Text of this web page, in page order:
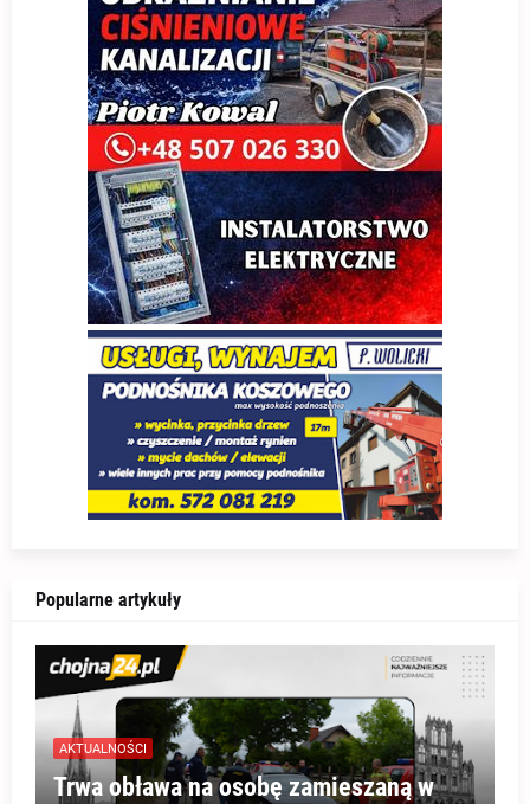
Popularne artykuły
AKTUALNOŚCI
Trwa obława na osobę zamieszaną w